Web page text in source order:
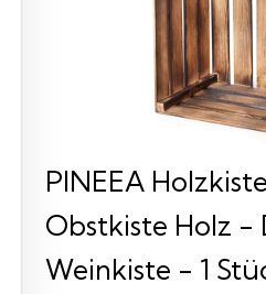
PINEEA
Obstkiste Holz -
Weinkiste - 1